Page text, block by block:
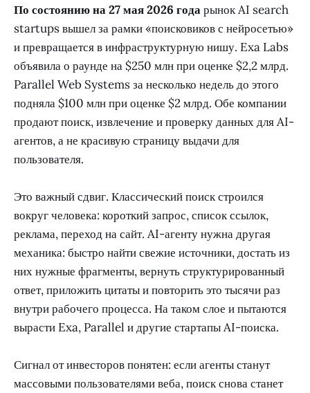
По состоянию на 27 мая 2026 годарынок AI search
startups вышел за рамки «поисковиков с нейросетью»
и превращается в инфраструктурную нишу. Exa Labs
объявила о раунде на $250 млн при оценке $2,2 млрд.
Parallel Web Systems за несколько недель до этого
подняла $100 млн при оценке $2 млрд. Обе компании
продают поиск, извлечение и проверку данных для AI-
агентов, а не красивую страницу выдачи для
пользователя.
Это важный сдвиг. Классический поиск строился
вокруг человека: короткий запрос, список ссылок,
реклама, переход на сайт. AI-агенту нужна другая
механика: быстро найти свежие источники, достать из
них нужные фрагменты, вернуть структурированный
ответ, приложить цитаты и повторить это тысячи раз
внутри рабочего процесса. На таком слое и пытаются
вырасти Exa, Parallel и другие стартапы AI-поиска.
Сигнал от инвесторов понятен: если агенты станут
массовыми пользователями веба, поиск снова станет